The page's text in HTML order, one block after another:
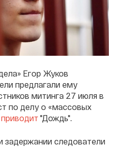
Егор Жуков
предлагали ему
митинга 27 июля в
по делу о «массовых
приводит "Дождь".
задержании следователи